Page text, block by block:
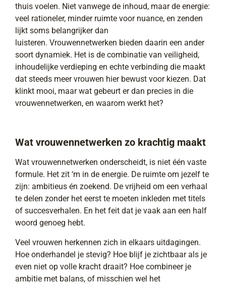
thuis voelen. Niet vanwege de inhoud, maar de energie:
veel rationeler, minder ruimte voor nuance, en zenden
lijkt soms belangrijker dan
luisteren. Vrouwennetwerken bieden daarin een ander
soort dynamiek. Het is de combinatie van veiligheid,
inhoudelijke verdieping en echte verbinding die maakt
dat steeds meer vrouwen hier bewust voor kiezen. Dat
klinkt mooi, maar wat gebeurt er dan precies in die
vrouwennetwerken, en waarom werkt het?
Wat vrouwennetwerken zo krachtig maakt
Wat vrouwennetwerken onderscheidt, is niet één vaste
formule. Het zit ‘m in de energie. De ruimte om jezelf te
zijn: ambitieus én zoekend. De vrijheid om een verhaal
te delen zonder het eerst te moeten inkleden met titels
of succesverhalen. En het feit dat je vaak aan een half
woord genoeg hebt.
Veel vrouwen herkennen zich in elkaars uitdagingen.
Hoe onderhandel je stevig? Hoe blijf je zichtbaar als je
even niet op volle kracht draait? Hoe combineer je
ambitie met balans, of misschien wel het